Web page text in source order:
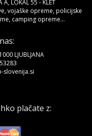
A, LOKAL 55 - KLET
vojaške opreme, policijske
camping opreme...
LJUBLJANA
slovenija.si
plačate z: